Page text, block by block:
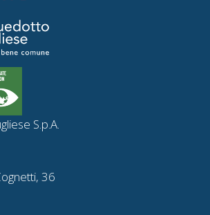
e della rete idrica
S.p.A.
36